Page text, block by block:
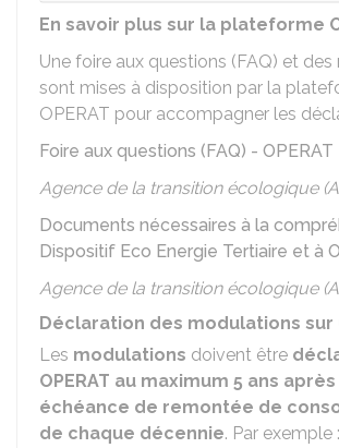
En savoir plus sur la plateforme
Une foire aux questions (FAQ) et des
sont mises à disposition par la
OPERAT pour accompagner les
Foire aux questions (FAQ) - OPERAT
Agence de la transition écologique
Documents nécessaires à la
Dispositif Eco Energie Tertiaire et à
Agence de la transition écologique
Déclaration des modulations sur
Les modulations doivent être
OPERAT au maximum 5 ans
échéance de remontée de
de chaque décennie. Par